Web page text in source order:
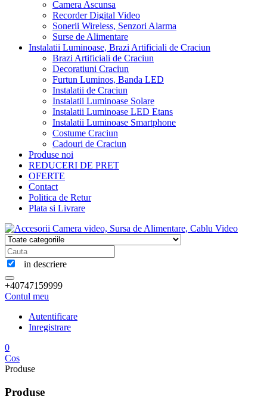
Camera Ascunsa
Recorder Digital Video
Sonerii Wireless, Senzori Alarma
Surse de Alimentare
Instalatii Luminoase, Brazi Artificiali de Craciun
Brazi Artificiali de Craciun
Decoratiuni Craciun
Furtun Luminos, Banda LED
Instalatii de Craciun
Instalatii Luminoase Solare
Instalatii Luminoase LED Etans
Instalatii Luminoase Smartphone
Costume Craciun
Cadouri de Craciun
Produse noi
REDUCERI DE PRET
OFERTE
Contact
Politica de Retur
Plata si Livrare
in descriere
+40747159999
Contul meu
Autentificare
Inregistrare
0
Cos
Produse
Produse